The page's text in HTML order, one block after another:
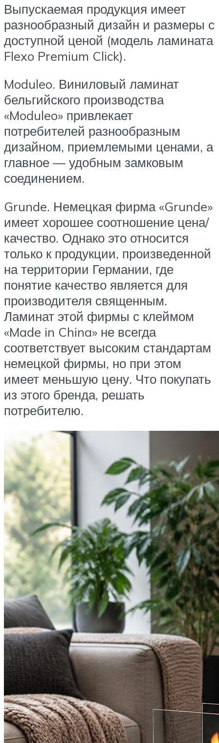
Выпускаемая продукция имеет
разнообразный дизайн и размеры с
доступной ценой (модель ламината
Flexo Premium Click).
Moduleo. Виниловый ламинат
бельгийского производства
«Moduleo» привлекает
потребителей разнообразным
дизайном, приемлемыми ценами, а
главное — удобным замковым
соединением.
Grunde. Немецкая фирма «Grunde»
имеет хорошее соотношение цена/
качество. Однако это относится
только к продукции, произведенной
на территории Германии, где
понятие качество является для
производителя священным.
Ламинат этой фирмы с клеймом
«Made in China» не всегда
соответствует высоким стандартам
немецкой фирмы, но при этом
имеет меньшую цену. Что покупать
из этого бренда, решать
потребителю.